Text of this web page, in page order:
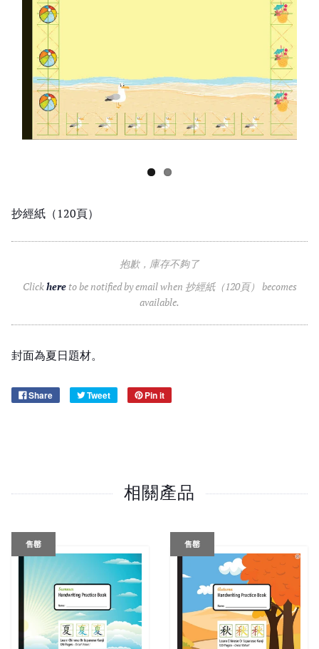
抄經紙（120頁）
抱歉，庫存不夠了
Clickhereto be notified by email when 抄經紙（120頁） becomes
available.
封面為夏日題材。
Share Tweet Pin it
相關產品
售罄 售罄